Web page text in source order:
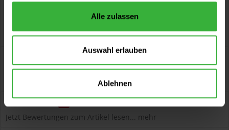
Alle zulassen
Auswahl erlauben
Ablehnen
Solid Color Stain SG (Weiß) Deckende, seidenglänzende
Premium-Wetterschutzfarbe...mehr
Bewertungen
0
Jetzt Bewertungen zum Artikel lesen...
mehr